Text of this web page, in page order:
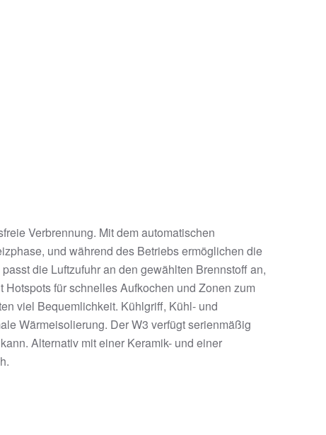
Verbrennung. Mit dem automatischen
und während des Betriebs ermöglichen die
die Luftzufuhr an den gewählten Brennstoff an,
für schnelles Aufkochen und Zonen zum
viel Bequemlichkeit. Kühlgriff, Kühl- und
Wärmeisolierung. Der W3 verfügt serienmäßig
Alternativ mit einer Keramik- und einer